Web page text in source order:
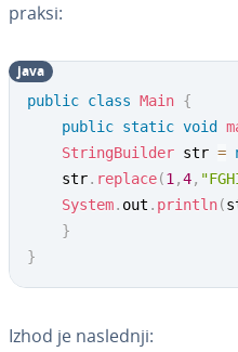
praksi:
public class Main {
public static void
StringBuilder str =
	str
. replace(1 ,4,
System. out . println(
}
}
java
Izhod je naslednji: